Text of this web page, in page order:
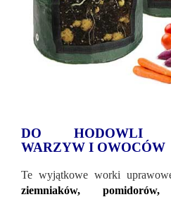
DO HODOWLI
WARZYW I OWOCÓW
Te wyjątkowe worki
ziemniaków,